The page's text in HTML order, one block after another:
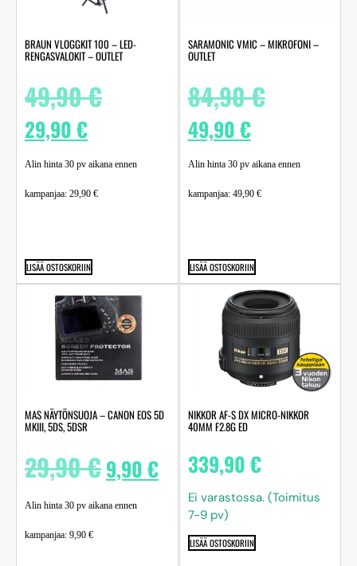
BRAUN VLOGGKIT 100 – LED-
RENGASVALOKIT – OUTLET
49,90€
29,90€
Alin hinta 30 pv aikana ennen
kampanjaa: 29,90 €
LISÄÄ OSTOSKORIIN
SARAMONIC VMIC – MIKROFONI –
OUTLET
84,90€
49,90€
Alin hinta 30 pv aikana ennen
kampanjaa: 49,90 €
LISÄÄ OSTOSKORIIN
MAS NÄYTÖNSUOJA – CANON EOS 5D
MKIII, 5DS, 5DSR
29,90€9,90€
Alin hinta 30 pv aikana ennen
kampanjaa: 9,90 €
NIKKOR AF-S DX MICRO-NIKKOR
40MM F2.8G ED
339,90€
Ei varastossa. (Toimitus
7-9 pv)
LISÄÄ OSTOSKORIIN